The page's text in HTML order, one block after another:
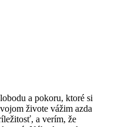
a pokoru, ktoré si
živote vážim azda
a verím, že